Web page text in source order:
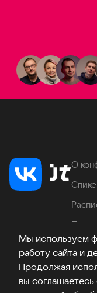
Мы используем
работу сайта и
Продолжая
вы
О